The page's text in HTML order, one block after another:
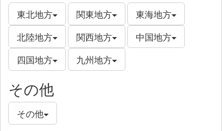
東北地方 関東地方
東海地方
北陸地方
関西地方
中国地方
四国地方
九州地方
その他
その他